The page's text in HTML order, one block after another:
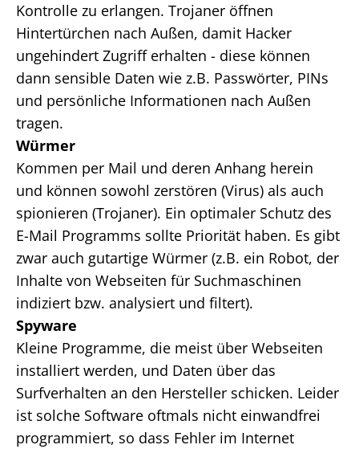
Kontrolle zu erlangen. Trojaner öffnen
Hintertürchen nach Außen, damit Hacker
ungehindert Zugriff erhalten - diese können
dann sensible Daten wie z.B. Passwörter, PINs
und persönliche Informationen nach Außen
tragen.
Würmer
Kommen per Mail und deren Anhang herein
und können sowohl zerstören (Virus) als auch
spionieren (Trojaner). Ein optimaler Schutz des
E-Mail Programms sollte Priorität haben. Es gibt
zwar auch gutartige Würmer (z.B. ein Robot, der
Inhalte von Webseiten für Suchmaschinen
indiziert bzw. analysiert und filtert).
Spyware
Kleine Programme, die meist über Webseiten
installiert werden, und Daten über das
Surfverhalten an den Hersteller schicken. Leider
ist solche Software oftmals nicht einwandfrei
programmiert, so dass Fehler im Internet